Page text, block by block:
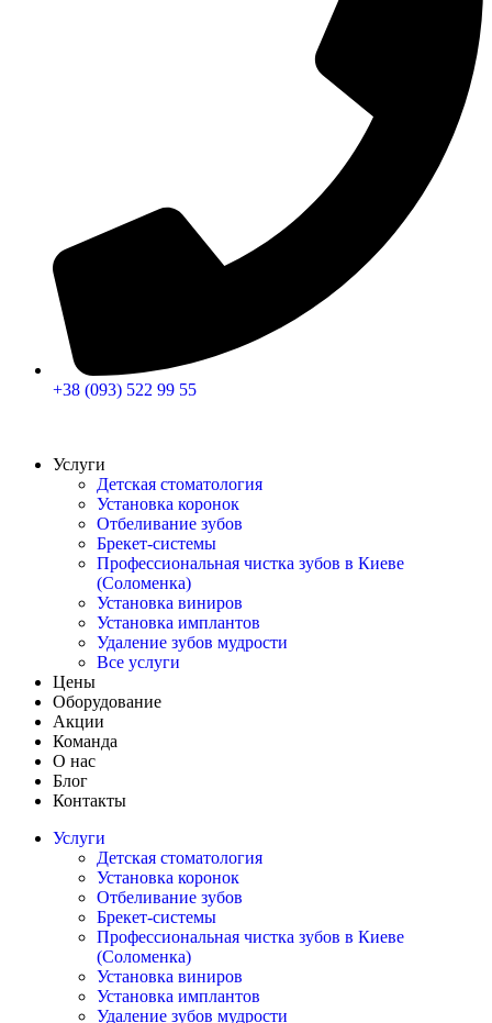
+38 (093) 522 99 55
Услуги
Детская стоматология
Установка коронок
Отбеливание зубов
Брекет-системы
Профессиональная чистка зубов в Киеве
(Соломенка)
Установка виниров
Установка имплантов
Удаление зубов мудрости
Все услуги
Цены
Оборудование
Акции
Команда
О нас
Блог
Контакты
Услуги
Детская стоматология
Установка коронок
Отбеливание зубов
Брекет-системы
Профессиональная чистка зубов в Киеве
(Соломенка)
Установка виниров
Установка имплантов
Удаление зубов мудрости